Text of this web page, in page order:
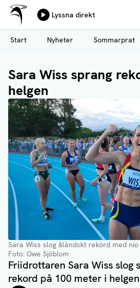
Hoppa
till
huvudinnehåll
Ålands Radio & TV
Lyssna direkt
Start
Nyheter Sommarprat
Sara Wiss sprang
helgen
Sara Wiss slog åländskt rekord med
Foto: Owe Sjöblom
Friidrottaren Sara Wiss slog
rekord på 100 meter i